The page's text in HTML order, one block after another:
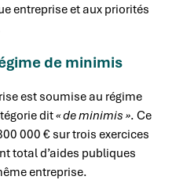
entreprise et aux priorités
de minimis
est soumise au régime
dit« de minimis ». Ce
000 € sur trois exercices
total d’aides publiques
entreprise.